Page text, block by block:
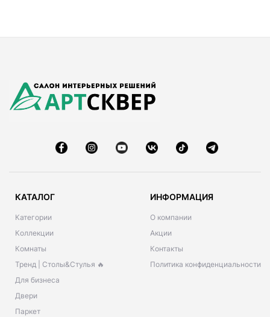
КАТАЛОГ
Категории
Коллекции
Комнаты
Тренд | Столы&Стулья 🔥
Для бизнеса
Двери
Паркет
ИНФОРМАЦИЯ
О компании
Акции
Контакты
Политика конфиденциальности